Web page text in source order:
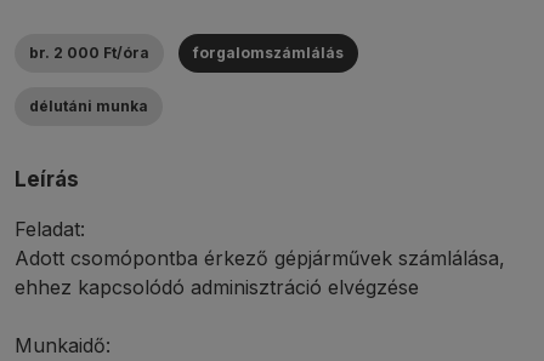
br. 2 000 Ft/óra forgalomszámlálás
délutáni munka
Leírás
Feladat:
Adott csomópontba érkező gépjárművek számlálása,
ehhez kapcsolódó adminisztráció elvégzése
Munkaidő: